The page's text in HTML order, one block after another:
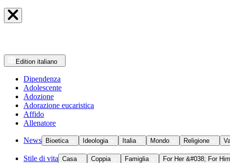
Edition italiano
Dipendenza
Adolescente
Adozione
Adorazione eucaristica
Affido
Allenatore
News Bioetica Ideologia Italia Mondo Religione
Stile di vita Casa Coppia Famiglia For Her &#038; For Him